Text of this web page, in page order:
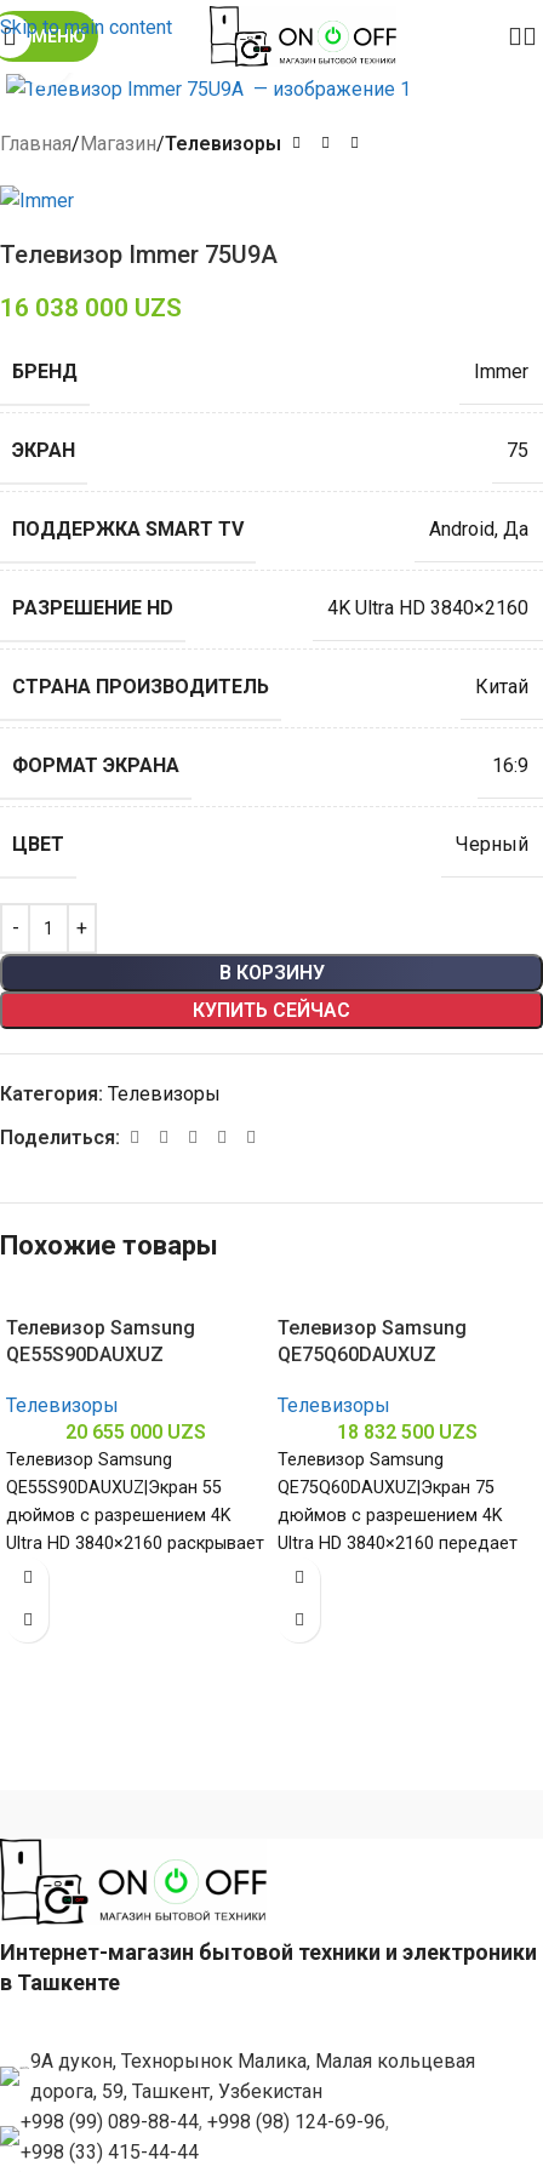
Skip to main content
МЕНЮ
Click to enlarge
Главная Магазин Телевизоры
Телевизор Immer 75U9A
16 038 000 UZS
БРЕНД Immer
ЭКРАН 75
ПОДДЕРЖКА SMART TV Android, Да
РАЗРЕШЕНИЕ HD 4K Ultra HD 3840×2160
СТРАНА ПРОИЗВОДИТЕЛЬ Китай
ФОРМАТ ЭКРАНА 16:9
ЦВЕТ Черный
В КОРЗИНУ
КУПИТЬ СЕЙЧАС
Категория: Телевизоры
Поделиться:
Похожие товары
Телевизор Samsung
QE55S90DAUXUZ
Телевизоры
20 655 000 UZS
Телевизор Samsung
QE55S90DAUXUZ|Экран 55
дюймов с разрешением 4K
Ultra HD 3840×2160 раскрывает
каждую деталь с
подчеркивая четкость и
Телевизор Samsung
QE75Q60DAUXUZ
Телевизоры
18 832 500 UZS
Телевизор Samsung
QE75Q60DAUXUZ|Экран 75
дюймов с разрешением 4K
Ultra HD 3840×2160 передает
каждую сцену с невероятной
масштаб и
Интернет-магазин бытовой техники и электроники
в Ташкенте
9А дукон, Технорынок Малика, Малая кольцевая
дорога, 59, Ташкент, Узбекистан
+998 (99) 089-88-44, +998 (98) 124-69-96,
+998 (33) 415-44-44